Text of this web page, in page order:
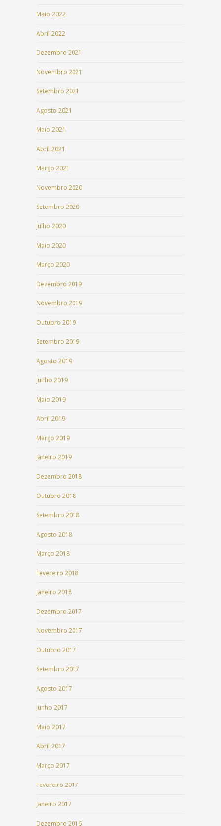
Maio 2022
Abril 2022
Dezembro 2021
Novembro 2021
Setembro 2021
Agosto 2021
Maio 2021
Abril 2021
Março 2021
Novembro 2020
Setembro 2020
Julho 2020
Maio 2020
Março 2020
Dezembro 2019
Novembro 2019
Outubro 2019
Setembro 2019
Agosto 2019
Junho 2019
Maio 2019
Abril 2019
Março 2019
Janeiro 2019
Dezembro 2018
Outubro 2018
Setembro 2018
Agosto 2018
Março 2018
Fevereiro 2018
Janeiro 2018
Dezembro 2017
Novembro 2017
Outubro 2017
Setembro 2017
Agosto 2017
Junho 2017
Maio 2017
Abril 2017
Março 2017
Fevereiro 2017
Janeiro 2017
Dezembro 2016